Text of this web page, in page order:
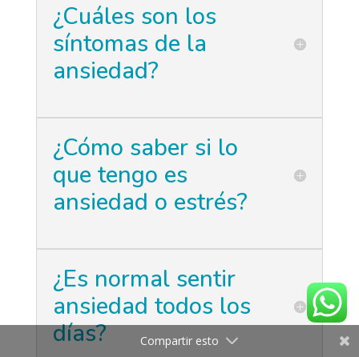
¿Cuáles son los
síntomas de la
ansiedad?
¿Cómo saber si lo
que tengo es
ansiedad o estrés?
¿Es normal sentir
ansiedad todos los
días?
Compartir esto